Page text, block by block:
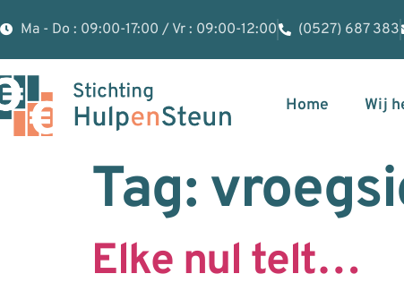
Ma - Do : 09:00-17:00 / Vr : 09:00-12:00 (0527) 687 383
Home Wij
Tag:
Elke nul telt…